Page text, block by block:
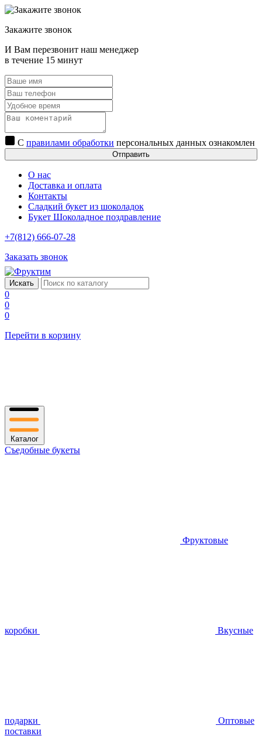
Закажите звонок
И Вам перезвонит наш менеджер
в течение 15 минут
С правилами обработки персональных данных ознакомлен
Отправить
О нас
Доставка и оплата
Контакты
Сладкий букет из шоколадок
Букет Шоколадное поздравление
+7(812) 666-07-28
Заказать звонок
0
0
0
Перейти в корзину
Каталог
Съедобные букеты
Фруктовые
коробки Вкусные
подарки
Оптовые
поставки